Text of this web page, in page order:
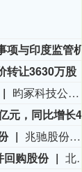
昀冢科技公告，公司于2026年8月10日收到上海证券交易所出具的《关于受理苏州昀冢电子科技股份有限公司科创板上市公司发行证券申请的通知》，上交所认为公司报送的申请文件齐备，符合法定形式，决定予以受理并依法进行审核。公司本次向特定对象发行A股股票事项尚需通过上交所审核，并获得中国证监会作出同意注册的决定后方可实施。
兆驰股份(002429)8月10日公告，公司拟以3亿元—5亿元回购股份，用于维护公司价值及股东权益（出售）。回购价格不超过13.99元/股。
回购股份
北京君正公告称，公司第六届董事会第十三次会议审议通过多项议案。同意H股全球发售及在港交所主板上市相关安